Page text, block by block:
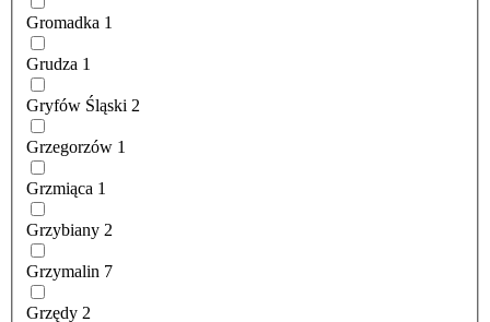
Gromadka 1
Grudza 1
Gryfów Śląski 2
Grzegorzów 1
Grzmiąca 1
Grzybiany 2
Grzymalin 7
Grzędy 2